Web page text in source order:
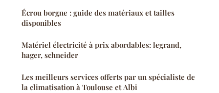
Écrou borgne : guide des matériaux et tailles
disponibles
Matériel électricité à prix abordables: legrand,
hager, schneider
Les meilleurs services offerts par un spécialiste de
la climatisation à Toulouse et Albi